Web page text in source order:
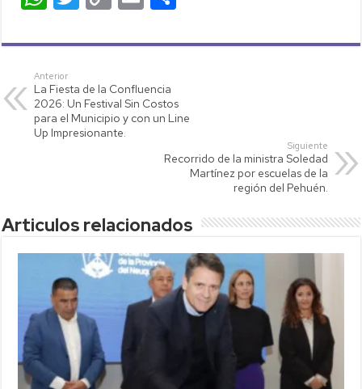
at
s
A
p
tt p
Li
nk
ail m
ar
tir
Anterior
La Fiesta de la Confluencia
2026: Un Festival Sin Costos
para el Municipio y con un Line
Up Impresionante.
Siguiente
Recorrido de la ministra Soledad
Martínez por escuelas de la
región del Pehuén.
Articulos relacionados